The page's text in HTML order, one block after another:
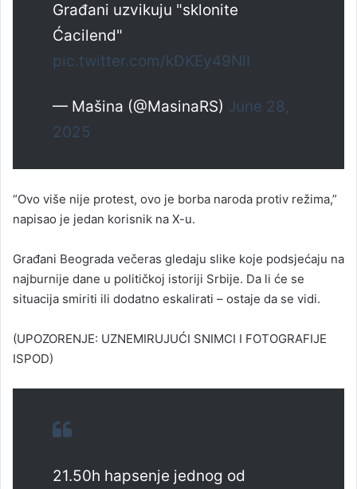
Građani uzvikuju "sklonite
Ćacilend"
pic.twitter.com/kDKEy49NlI
— Mašina (@MasinaRS) June 28,
2025
“Ovo više nije protest, ovo je borba naroda protiv režima,”
napisao je jedan korisnik na X-u.
Građani Beograda večeras gledaju slike koje podsjećaju na
najburnije dane u političkoj istoriji Srbije. Da li će se
situacija smiriti ili dodatno eskalirati – ostaje da se vidi.
(UPOZORENJE: UZNEMIRUJUĆI SNIMCI I FOTOGRAFIJE
ISPOD)
21.50h hapsenje jednog od